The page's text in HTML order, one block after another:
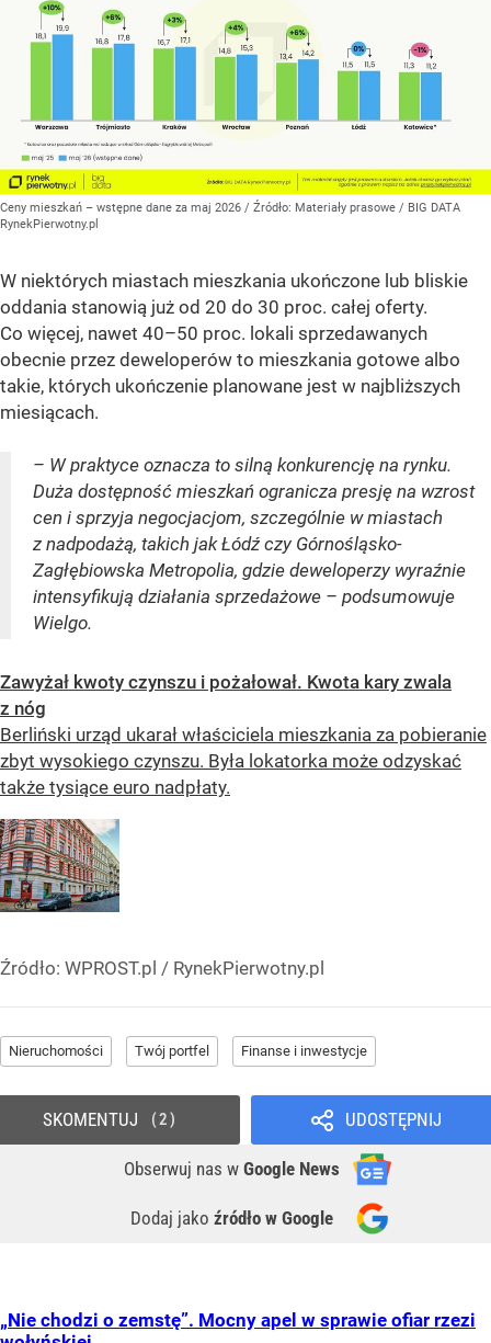
Ceny mieszkań – wstępne dane za maj 2026 / Źródło: Materiały prasowe / BIG DATA
RynekPierwotny.pl
W niektórych miastach mieszkania ukończone lub bliskie
oddania stanowią już od 20 do 30 proc. całej oferty.
Co więcej, nawet 40–50 proc. lokali sprzedawanych
obecnie przez deweloperów to mieszkania gotowe albo
takie, których ukończenie planowane jest w najbliższych
miesiącach.
– W praktyce oznacza to silną konkurencję na rynku.
Duża dostępność mieszkań ogranicza presję na wzrost
cen i sprzyja negocjacjom, szczególnie w miastach
z nadpodażą, takich jak Łódź czy Górnośląsko-
Zagłębiowska Metropolia, gdzie deweloperzy wyraźnie
intensyfikują działania sprzedażowe – podsumowuje
Wielgo.
Zawyżał kwoty czynszu i pożałował. Kwota kary zwala
z nóg
Berliński urząd ukarał właściciela mieszkania za pobieranie
zbyt wysokiego czynszu. Była lokatorka może odzyskać
także tysiące euro nadpłaty.
Źródło: WPROST.pl / RynekPierwotny.pl
Nieruchomości Twój portfel Finanse i inwestycje
UDOSTĘPNIJ
Obserwuj nas w Google News
Dodaj jako źródło w Google
SKOMENTUJ 2
„Nie chodzi o zemstę”. Mocny apel w sprawie ofiar rzezi